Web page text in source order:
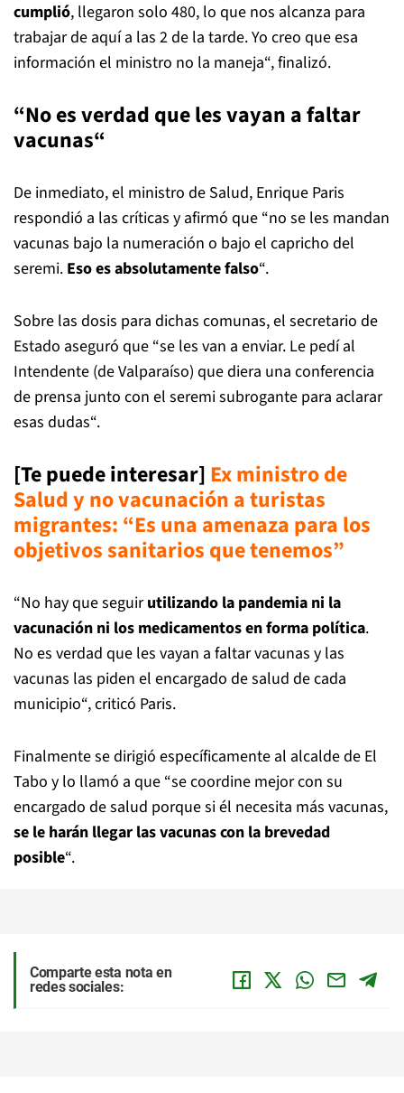
cumplió, llegaron solo 480, lo que nos alcanza para
trabajar de aquí a las 2 de la tarde. Yo creo que esa
información el ministro no la maneja“, finalizó.
“No es verdad que les vayan a faltar
vacunas“
De inmediato, el ministro de Salud, Enrique Paris
respondió a las críticas y afirmó que “no se les mandan
vacunas bajo la numeración o bajo el capricho del
seremi. Eso es absolutamente falso“.
Sobre las dosis para dichas comunas, el secretario de
Estado aseguró que “se les van a enviar. Le pedí al
Intendente (de Valparaíso) que diera una conferencia
de prensa junto con el seremi subrogante para aclarar
esas dudas“.
[Te puede interesar] Ex ministro de
Salud y no vacunación a turistas
migrantes: “Es una amenaza para los
objetivos sanitarios que tenemos”
“No hay que seguirutilizando la pandemia ni la
vacunación ni los medicamentos en forma política.
No es verdad que les vayan a faltar vacunas y las
vacunas las piden el encargado de salud de cada
municipio“, criticó Paris.
Finalmente se dirigió específicamente al alcalde de El
Tabo y lo llamó a que “se coordine mejor con su
encargado de salud porque si él necesita más vacunas,
se le harán llegar las vacunas con la brevedad
posible“.
Comparte esta nota en
redes sociales: